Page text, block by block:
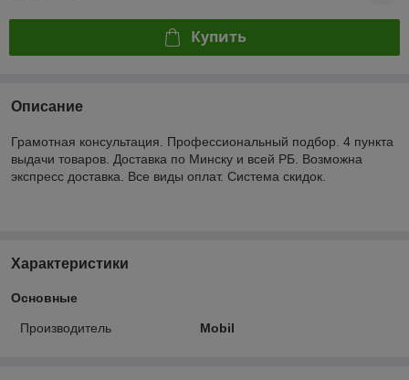
Купить
Описание
Грамотная консультация. Профессиональный подбор. 4 пункта
выдачи товаров. Доставка по Минску и всей РБ. Возможна
экспресс доставка. Все виды оплат. Система скидок.
Характеристики
Основные
Производитель Mobil